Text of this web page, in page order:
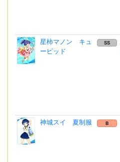
星柿マノン キュ
ーピッド
SS
神城スイ 夏制服 B